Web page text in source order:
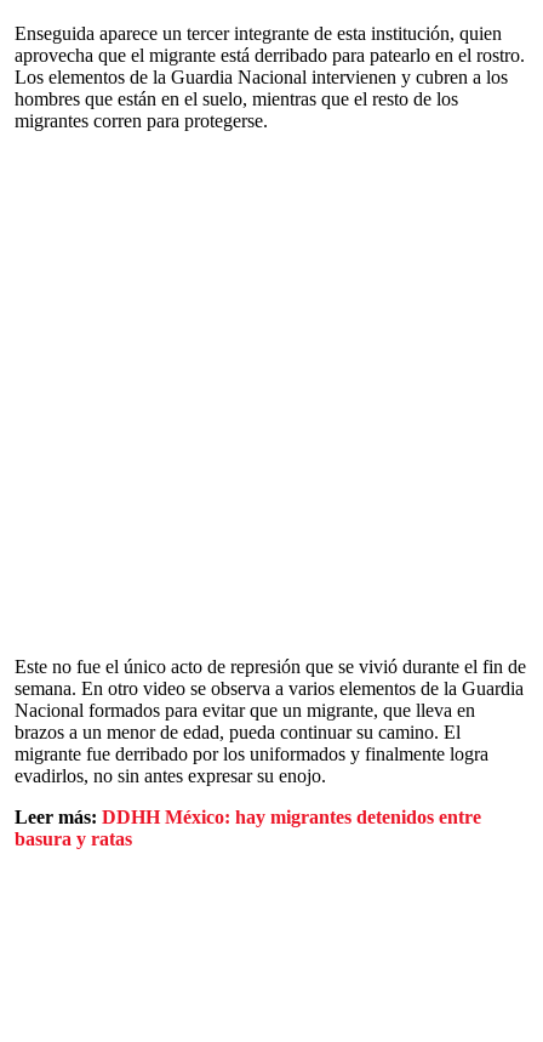
Enseguida aparece un tercer integrante de esta institución, quien
aprovecha que el migrante está derribado para patearlo en el rostro.
Los elementos de la Guardia Nacional intervienen y cubren a los
hombres que están en el suelo, mientras que el resto de los
migrantes corren para protegerse.
Este no fue el único acto de represión que se vivió durante el fin de
semana. En otro video se observa a varios elementos de la Guardia
Nacional formados para evitar que un migrante, que lleva en
brazos a un menor de edad, pueda continuar su camino. El
migrante fue derribado por los uniformados y finalmente logra
evadirlos, no sin antes expresar su enojo.
Leer más: DDHH México: hay migrantes detenidos entre
basura y ratas